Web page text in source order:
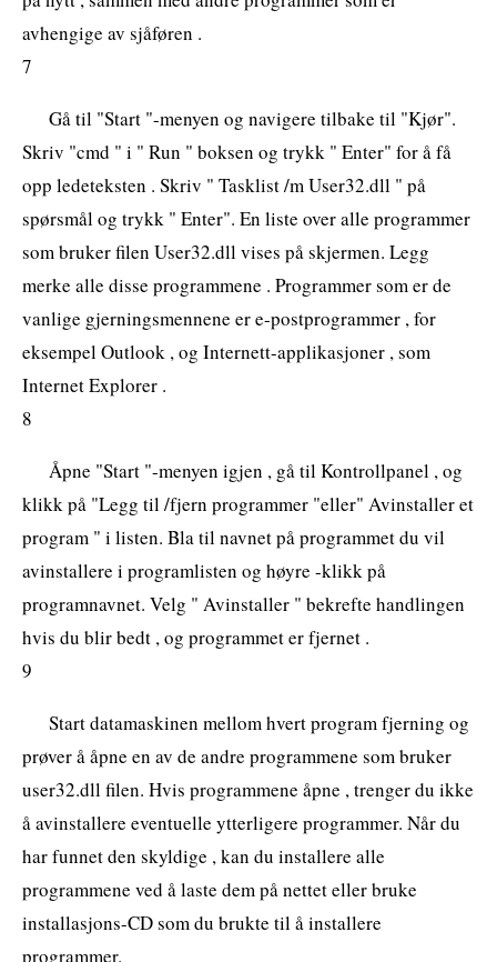
avhengige av sjåføren .
7
Gå til "Start "-menyen og navigere tilbake til "Kjør".
Skriv "cmd " i " Run " boksen og trykk " Enter" for å få
opp ledeteksten . Skriv " Tasklist /m User32.dll " på
spørsmål og trykk " Enter". En liste over alle programmer
som bruker filen User32.dll vises på skjermen. Legg
merke alle disse programmene . Programmer som er de
vanlige gjerningsmennene er e-postprogrammer , for
eksempel Outlook , og Internett-applikasjoner , som
Internet Explorer .
8
Åpne "Start "-menyen igjen , gå til Kontrollpanel , og
klikk på "Legg til /fjern programmer "eller" Avinstaller et
program " i listen. Bla til navnet på programmet du vil
avinstallere i programlisten og høyre -klikk på
programnavnet. Velg " Avinstaller " bekrefte handlingen
hvis du blir bedt , og programmet er fjernet .
9
Start datamaskinen mellom hvert program fjerning og
prøver å åpne en av de andre programmene som bruker
user32.dll filen. Hvis programmene åpne , trenger du ikke
å avinstallere eventuelle ytterligere programmer. Når du
har funnet den skyldige , kan du installere alle
programmene ved å laste dem på nettet eller bruke
installasjons-CD som du brukte til å installere
programmer.